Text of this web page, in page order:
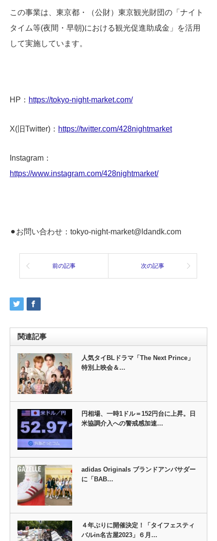
この事業は、東京都・（公財）東京観光財団の「ナイト
タイム等(夜間・早朝)における観光促進助成金」を活用
して実施しています。
HP： https://tokyo-night-market.com/
X(旧Twitter)： https://twitter.com/428nightmarket
Instagram：
https://www.instagram.com/428nightmarket/
⚫︎お問い合わせ：tokyo-night-market@ldandk.com
前の記事 次の記事
関連記事
人気タイBLドラマ「The Next Prince」
特別上映会＆…
円相場、一時1ドル＝152円台に上昇。日
米協調介入への警戒感加速…
adidas Originals ブランドアンバサダー
に「BAB…
４年ぶりに開催決定！「タイフェスティ
バルin名古屋2023」６月…